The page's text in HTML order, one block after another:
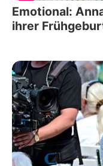
Emotional:
ihrer